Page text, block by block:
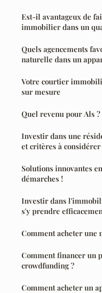
Est-il avantageux de
immobilier dans un
Quels agencements
naturelle dans un
Votre courtier
sur mesure
Quel revenu pour Als ?
Investir dans une
et critères à considérer
Solutions innovantes
démarches !
Investir dans
s'y prendre
Comment acheter une
Comment financer un
crowdfunding ?
Comment acheter un